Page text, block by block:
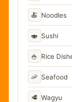
🍝 Noodles
🍣 Sushi
🍚 Rice
🦐 Seafood
🥩 Wagyu